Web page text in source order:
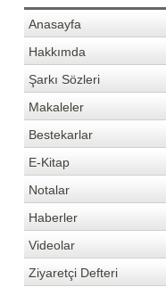
Anasayfa
Hakkımda
Şarkı Sözleri
Makaleler
Bestekarlar
E-Kitap
Notalar
Haberler
Videolar
Ziyaretçi Defteri